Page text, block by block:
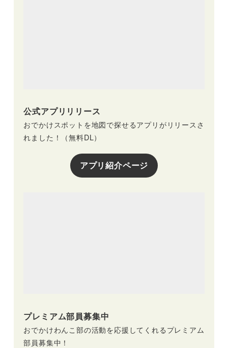
公式アプリリリース
おでかけスポットを地図で探せるアプリがリリースさ
れました！（無料DL）
アプリ紹介ページ
プレミアム部員募集中
おでかけわんこ部の活動を応援してくれるプレミアム
部員募集中！